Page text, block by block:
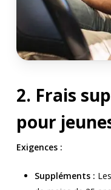
2. Frais
pour
Exigences :
Suppléments :